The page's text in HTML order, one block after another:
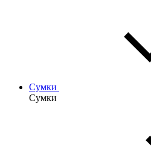
Сумки
Сумки